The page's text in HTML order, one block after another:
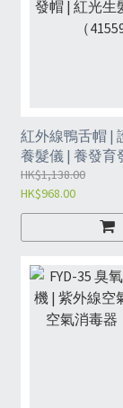
紅外線鴨舌帽 |
養髮儀 | 養發育
紅光生髮帽-黑色
HK$1,138.00
HK$968.00